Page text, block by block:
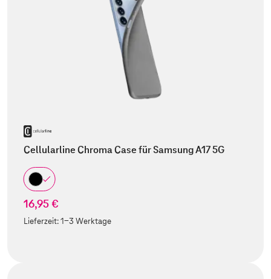
Cellularline Chroma Case für Samsung A17 5G
16,95 €
Lieferzeit:1-3 Werktage